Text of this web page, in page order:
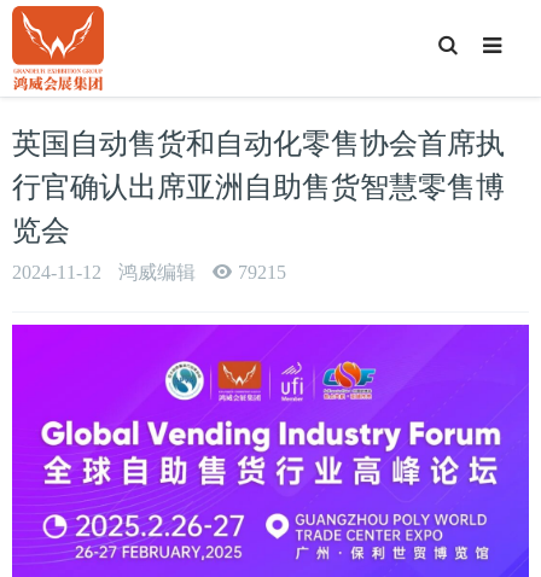
T
o
g
e
S
e
a
r
英国自动售货和自动化零售协会首席执
行官确认出席亚洲自助售货智慧零售博
览会
2024-11-12 鸿威编辑 79215